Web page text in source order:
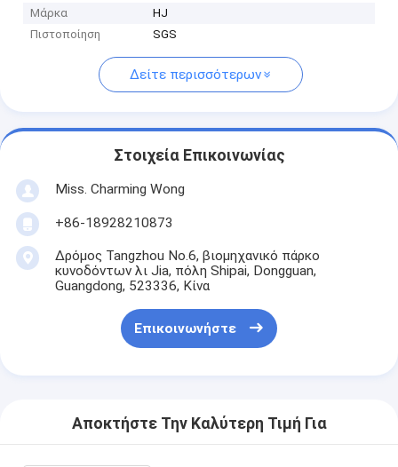
Μάρκα
HJ
Πιστοποίηση
SGS
Δείτε περισσότερων
Στοιχεία Επικοινωνίας
Miss. Charming Wong
+86-18928210873
Δρόμος Tangzhou No.6, βιομηχανικό πάρκο
κυνοδόντων λι Jia, πόλη Shipai, Dongguan,
Guangdong, 523336, Κίνα
Επικοινωνήστε
Αποκτήστε Την Καλύτερη Τιμή Για